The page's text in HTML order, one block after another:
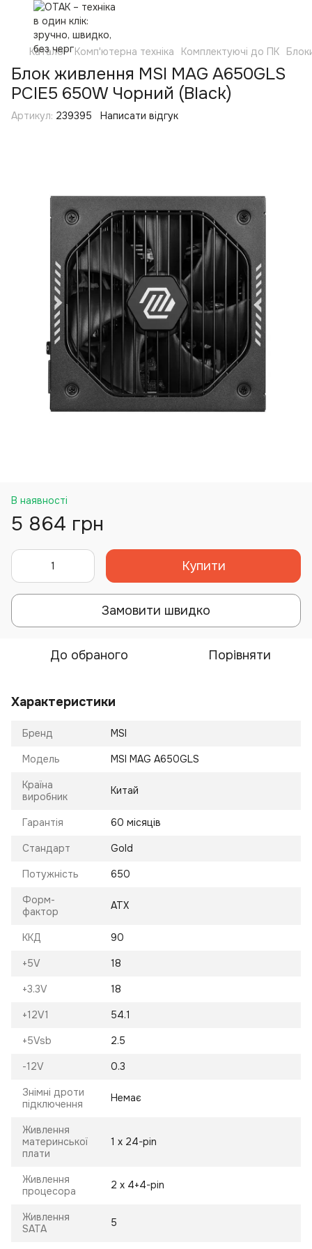
Каталог Комп'ютерна техніка Комплектуючі до ПК
Блок живлення MSI MAG A650GLS
PCIE5 650W Чорний (Black)
Артикул: 239395 Написати відгук
В наявності
5 864 грн
Купити
Замовити швидко
До обраного Порівняти
Характеристики
Бренд MSI
Модель MSI MAG A650GLS
Країна
виробник
Китай
Гарантія 60 місяців
Стандарт Gold
Потужність 650
Форм-
фактор
ATX
ККД 90
+5V 18
+3.3V 18
+12V1 54.1
+5Vsb 2.5
-12V 0.3
Знімні дроти
підключення
Немає
Живлення
материнської
плати
1 х 24-pin
Живлення
процесора
2 х 4+4-pin
Живлення
SATA
5